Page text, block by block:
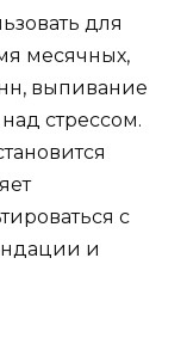
для
месячных,
выпивание
стрессом.
с
и